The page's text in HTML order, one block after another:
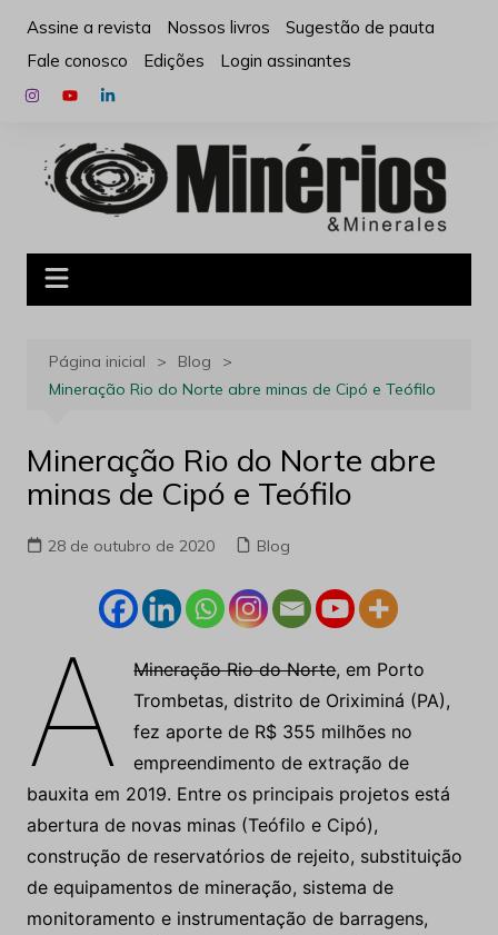
para
conteúdo
Assine a revista Nossos livros
Sugestão de pauta
Fale conosco
Edições Login assinantes
Página inicial
Blog
Mineração Rio do Norte abre minas de Cipó e Teófilo
Mineração Rio do Norte abre
minas de Cipó e Teófilo
28 de outubro de 2020 Blog
A Mineração Rio do Norte, em Porto
Trombetas, distrito de Oriximiná (PA),
fez aporte de R$ 355 milhões no
empreendimento de extração de
bauxita em 2019. Entre os principais projetos está
abertura de novas minas (Teófilo e Cipó),
construção de reservatórios de rejeito, substituição
de equipamentos de mineração, sistema de
monitoramento e instrumentação de barragens,